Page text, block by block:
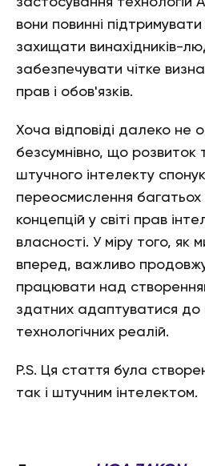
вони повинні
захищати винахідників-
забезпечувати чітке
прав і обов'язків.
Хоча відповіді далеко не
безсумнівно, що розвиток
штучного інтелекту
переосмислення
концепцій у світі прав
власності. У міру того, як
вперед, важливо
працювати над
здатних адаптуватися до
технологічних реалій.
P.S. Ця стаття була
так і штучним інтелектом.